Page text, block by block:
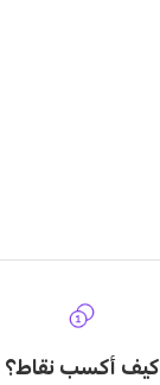
كيف أكسب نقاط؟